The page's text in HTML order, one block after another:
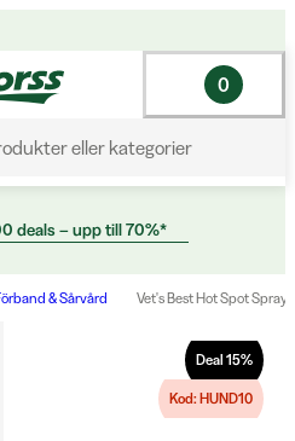
eller kategorier
0
deals – upp till 70%*
& Sårvård Vet's Best Hot Spot Spray
Deal 15%
Kod: HUND10